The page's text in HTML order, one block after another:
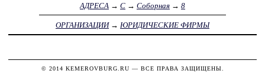
АДРЕСА → С → Соборная → 8
ОРГАНИЗАЦИИ→ ЮРИДИЧЕСКИЕ ФИРМЫ
© 2014 KEMEROVBURG.RU — ВСЕ ПРАВА ЗАЩИЩЕНЫ.